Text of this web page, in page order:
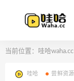
当前位置： 哇哈waha.cc
哇哈 尝鲜资源